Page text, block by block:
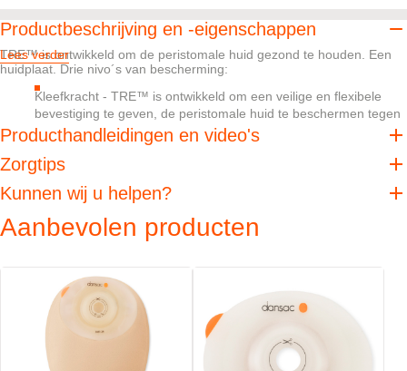
Productbeschrijving en -eigenschappen
TRE™ is ontwikkeld om de peristomale huid gezond te houden. Een
huidplaat. Drie nivo´s van bescherming:
Kleefkracht - TRE™ is ontwikkeld om een veilige en flexibele
bevestiging te geven, de peristomale huid te beschermen tegen
stoma uitvloed en eenvoudig te verwijderen.
absorberen, zonder dat dit ten koste gaat van de interne of
externe stevigheid van de huidplaat.
pH balans - Wanneer spijsverterings enzymen in aanraking
komen met de peristomale huid, helpt pH buffering bij het
creëren van een ongewenst milieu voor spijsverterings
verminderd.
Wanneer het om uw peristomale huid gaat, bestaat er nooit teveel
bescherming.
De producten met de TRE™-technologie hebben een
officiële dermatologische erkenning ontvangen van de Skin
Lees verder
Producthandleidingen en video's
Zorgtips
Kunnen wij u helpen?
Aanbevolen producten